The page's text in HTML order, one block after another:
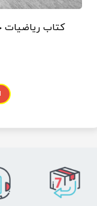
کتاب ریاضیات